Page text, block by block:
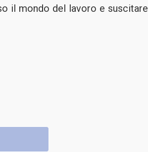
il mondo del lavoro e suscitare